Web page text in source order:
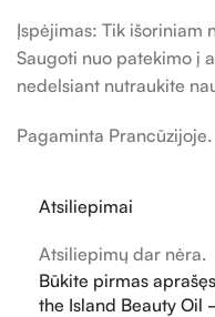
Įspėjimas: Tik išoriniam
Saugoti nuo patekimo į
nedelsiant nutraukite
Pagaminta Prancūzijoje.
Atsiliepimai
Atsiliepimų dar nėra.
Būkite pirmas
the Island Beauty